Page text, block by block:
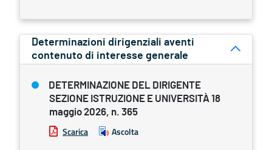
Determinazioni dirigenziali aventi
contenuto di interesse generale
DETERMINAZIONE DEL DIRIGENTE
SEZIONE ISTRUZIONE E UNIVERSITÀ 18
maggio 2026, n. 365
Scarica Ascolta